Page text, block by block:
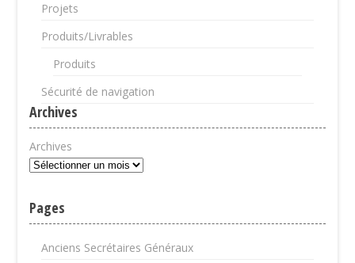
Projets
Produits/Livrables
Produits
Sécurité de navigation
Archives
Archives
Pages
Anciens Secrétaires Généraux